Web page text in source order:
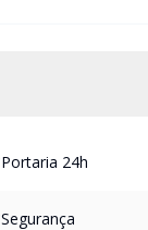
Portaria 24h
Segurança